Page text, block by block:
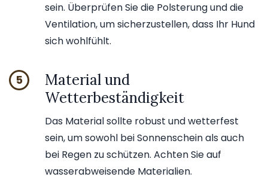
sein. Überprüfen Sie die Polsterung und die
Ventilation, um sicherzustellen, dass Ihr Hund
sich wohlfühlt.
5
Material und
Wetterbeständigkeit
Das Material sollte robust und wetterfest
sein, um sowohl bei Sonnenschein als auch
bei Regen zu schützen. Achten Sie auf
wasserabweisende Materialien.